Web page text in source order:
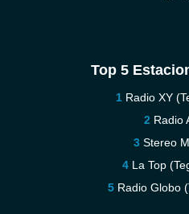
Top 5
Radio XY
Radio
Stereo
La Top
Radio Globo